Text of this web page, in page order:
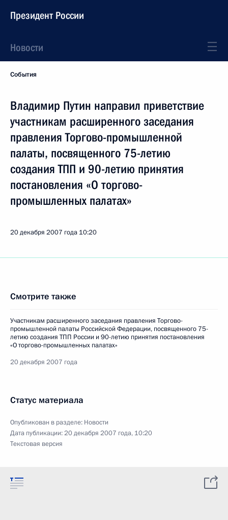
Президент России
Новости
События
Владимир Путин направил приветствие
участникам расширенного заседания
правления Торгово-промышленной
палаты, посвященного 75-летию
создания ТПП и 90-летию принятия
постановления «О торгово-
промышленных палатах»
20 декабря 2007 года 10:20
Смотрите также
Участникам расширенного заседания правления Торгово-
промышленной палаты Российской Федерации, посвященного 75-
летию создания ТПП России и 90-летию принятия постановления
«О торгово-промышленных палатах»
20 декабря 2007 года
Статус материала
Опубликован в разделе: Новости
Дата публикации:20 декабря 2007 года, 10:20
Текстовая версия